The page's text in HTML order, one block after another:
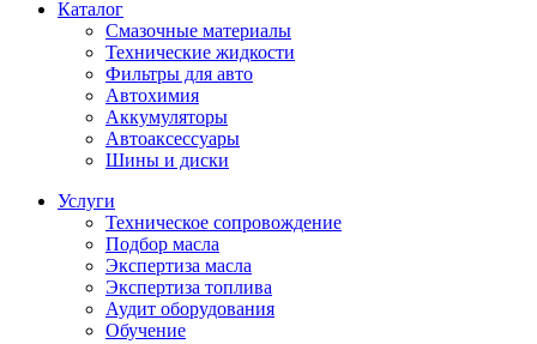
Каталог
Смазочные материалы
Технические жидкости
Фильтры для авто
Автохимия
Аккумуляторы
Автоаксессуары
Шины и диски
Услуги
Техническое сопровождение
Подбор масла
Экспертиза масла
Экспертиза топлива
Аудит оборудования
Обучение